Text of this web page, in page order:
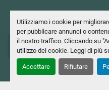
Utilizziamo i cookie per
per pubblicare annunci o
il nostro traffico. Cliccando su
utilizzo dei cookie. Leggi di più
Accettare Rifiutare
+39 02 2403551
+39 02 2424044